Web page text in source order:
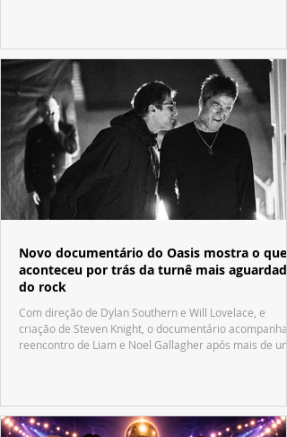
Novo documentário do Oasis mostra o que
aconteceu por trás da turnê mais aguardada
do rock
Com direção de Dylan Southern e Will Lovelace, e
criação de Steven Knight, o documentário acompanha
reencontro de Liam e Noel Gallagher após mais de